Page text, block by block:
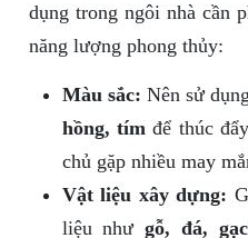
dụng trong ngôi nhà cần
năng lượng phong thủy:
Màu sắc: Nên sử
hồng, tímđể thúc
chủ gặp nhiều may
Vật liệu xây dựng:
liệu nhưgỗ, đá,